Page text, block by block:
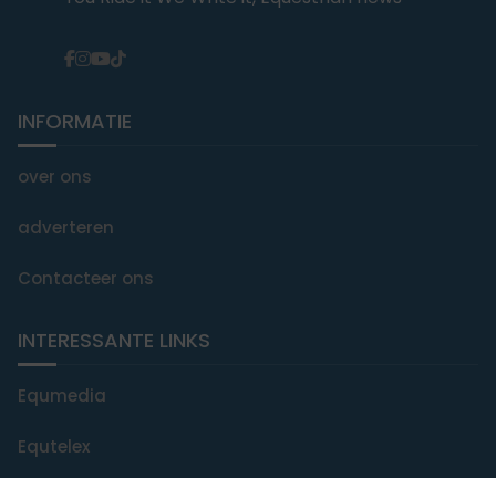
INFORMATIE
over ons
adverteren
Contacteer ons
INTERESSANTE LINKS
Equmedia
Equtelex